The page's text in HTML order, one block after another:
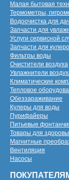
Малая бытовая
Термометры,
Водоочистка для
Запчасти для
Услуги сервисной
Запчасти для
Фильтры воды
Очистители воздуха
Увлажнители
Климатические
Тепловое
Обеззараживание
Кулеры для воды
Пурифайеры
Питьевые
Товары для
Магнитные
Вентиляция
Насосы